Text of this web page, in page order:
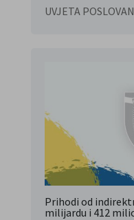
UVJETA
Prihodi od
milijardu i 412